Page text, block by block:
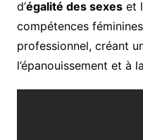
d’égalité des sexeset
compétences
professionnel, créant
l’épanouissement et à